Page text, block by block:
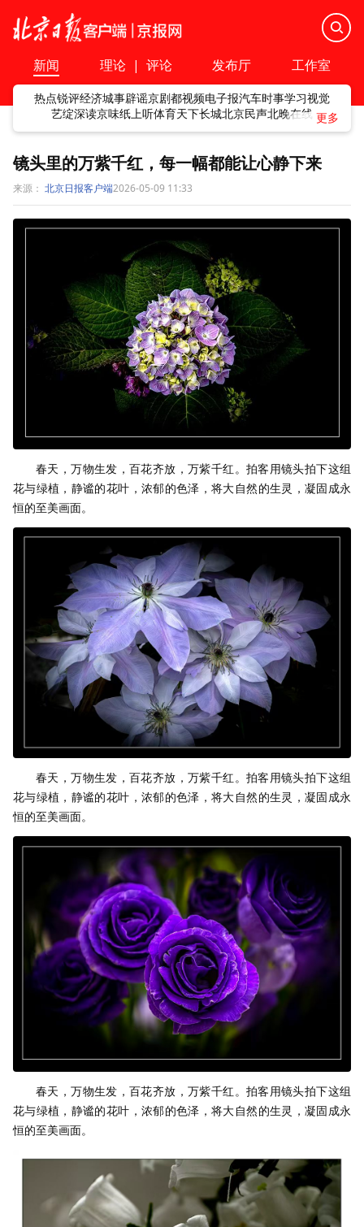
新闻 理论 | 评论 发布厅 工作室
热点锐评经济城事辟谣京剧都视频电子报汽车时事学习视觉
艺绽深读京味纸上听体育天下长城北京民声北晚在线
镜头里的万紫千红，每一幅都能让心静下来
来源： 北京日报客户端2026-05-09 11:33
春天，万物生发，百花齐放，万紫千红。拍客用镜头拍下这组
花与绿植，静谧的花叶，浓郁的色泽，将大自然的生灵，凝固成永
恒的至美画面。
春天，万物生发，百花齐放，万紫千红。拍客用镜头拍下这组
花与绿植，静谧的花叶，浓郁的色泽，将大自然的生灵，凝固成永
恒的至美画面。
春天，万物生发，百花齐放，万紫千红。拍客用镜头拍下这组
花与绿植，静谧的花叶，浓郁的色泽，将大自然的生灵，凝固成永
恒的至美画面。